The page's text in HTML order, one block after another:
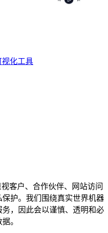
视化工具
客户、合作伙伴、网站访问
护。我们围绕真实世界机器
，因此会以谨慎、透明和必
。